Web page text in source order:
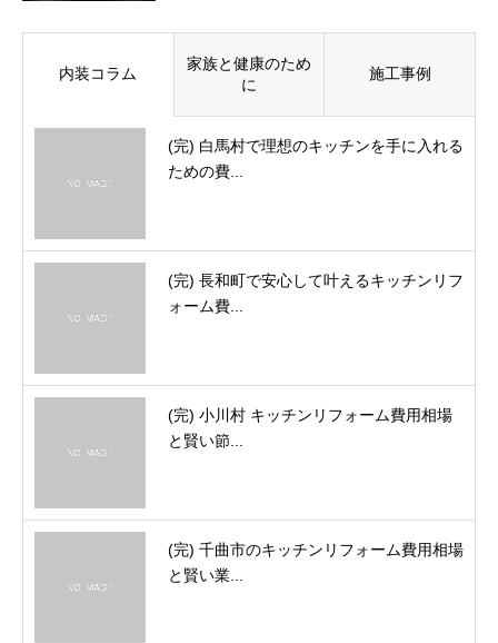
内装コラム
家族と健康のため
に
施工事例
(完) 白馬村で理想のキッチンを手に入れる
ための費...
(完) 長和町で安心して叶えるキッチンリフ
ォーム費...
(完) 小川村 キッチンリフォーム費用相場
と賢い節...
(完) 千曲市のキッチンリフォーム費用相場
と賢い業...